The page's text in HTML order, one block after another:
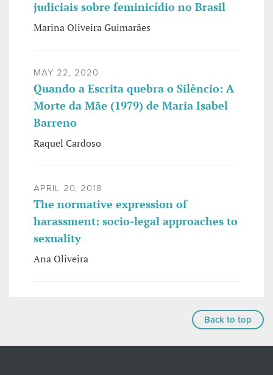
judiciais sobre feminicídio no Brasil
Marina Oliveira Guimarães
MAY 22, 2020
Quando a Escrita quebra o Silêncio: A
Morte da Mãe (1979) de Maria Isabel
Barreno
Raquel Cardoso
APRIL 20, 2018
The normative expression of
harassment: socio-legal approaches to
sexuality
Ana Oliveira
Back to top